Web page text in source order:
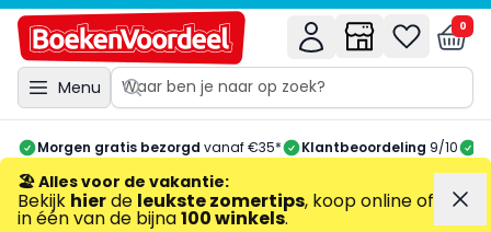
Menu
0
Morgen gratis bezorgd vanaf €35* Klantbeoordeling 9/10
🏖️ Alles voor de vakantie:
Bekijk hierde leukste zomertips, koop online of
in één van de bijna100 winkels.